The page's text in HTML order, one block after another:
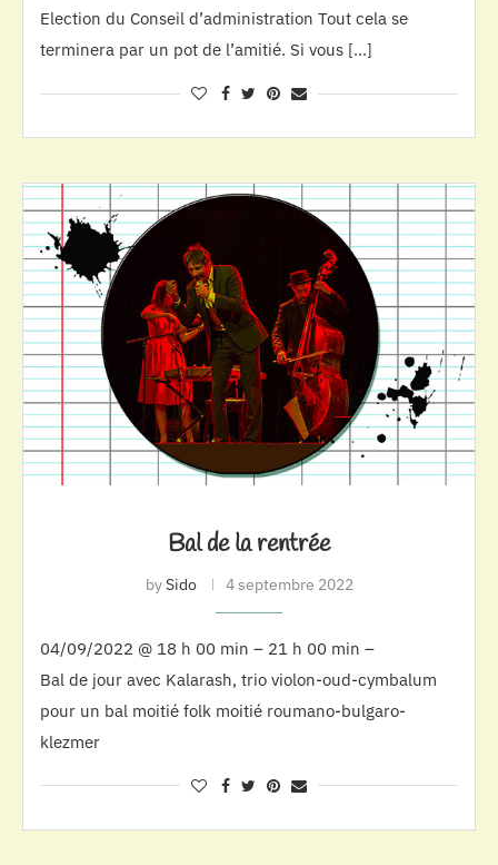
Election du Conseil d’administration Tout cela se
terminera par un pot de l’amitié. Si vous […]
Bal de la rentrée
bySido 4 septembre 2022
04/09/2022 @ 18 h 00 min – 21 h 00 min –
Bal de jour avec Kalarash, trio violon-oud-cymbalum
pour un bal moitié folk moitié roumano-bulgaro-
klezmer